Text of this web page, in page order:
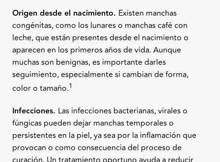
Origen desde el nacimiento. Existen manchas
congénitas, como los lunares o manchas café con
leche, que están presentes desde el nacimiento o
aparecen en los primeros años de vida. Aunque
muchas son benignas, es importante darles
seguimiento, especialmente si cambian de forma,
color o tamaño.1
Infecciones. Las infecciones bacterianas, virales o
fúngicas pueden dejar manchas temporales o
persistentes en la piel, ya sea por la inflamación que
provocan o como consecuencia del proceso de